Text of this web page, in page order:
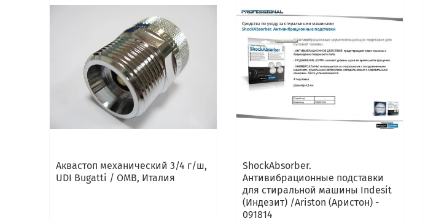
Аквастоп механический 3/4 г/ш,
UDI Bugatti / OMB, Италия
ShockAbsorber.
Антивибрационные подставки
для стиральной машины Indesit
(Индезит) /Ariston (Аристон) -
091814